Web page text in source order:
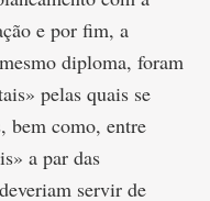
e por fim, a
diploma, foram
pelas quais se
bem como, entre
a par das
servir de